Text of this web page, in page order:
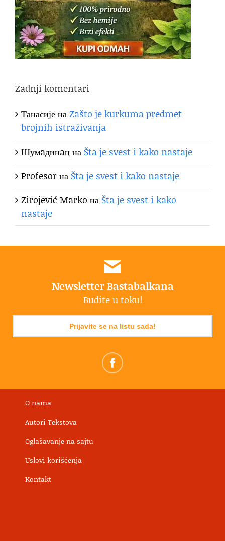
Zadnji komentari
ТанасијенаZašto je kurkuma predmet
brojnih istraživanja
Шумaдинaцна Šta je svest i kako nastaje
Profesorна Šta je svest i kako nastaje
Zirojević Marko на Šta je svest i kako
nastaje
Newsletter Bastabalkana
Budite u toku!
Prijavite se na listu sada!
O nama
Autori Tekstova
Oglašavanje na sajtu
Uslovi korišćenja
Kontakt